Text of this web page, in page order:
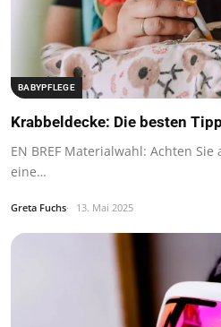
BABYPFLEGE
Krabbeldecke: Die besten
EN BREF Materialwahl: Achten
eine…
Greta Fuchs 13. Mai 2025